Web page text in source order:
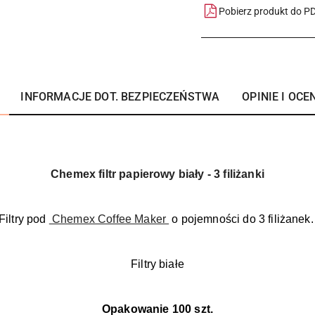
Pobierz produkt do
INFORMACJE DOT. BEZPIECZEŃSTWA OPINIE I
Chemex filtr papierowy biały - 3 filiżanki
pod Chemex Coffee Maker o pojemności do 3
Filtry białe
Opakowanie 100 szt.